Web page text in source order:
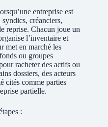
entreprise est
créanciers,
reprise. Chacun joue un
l’inventaire et
met en marché les
ou groupes
racheter des actifs ou
dossiers, des acteurs
cités comme parties
partielle.
: